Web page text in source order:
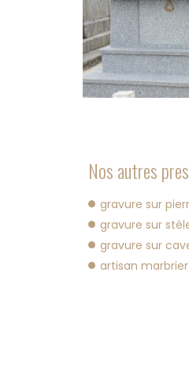
Nos autres
gravure sur
gravure sur
gravure sur
artisan